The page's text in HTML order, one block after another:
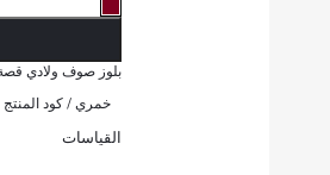
بلوز صوف ولادي قصة
خمري / كود المنتج
القياسات